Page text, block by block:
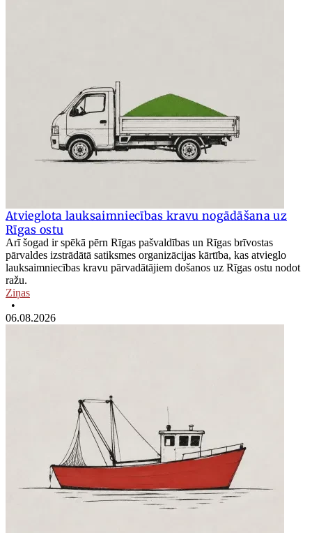
Atvieglota lauksaimniecības kravu nogādāšana uz
Rīgas ostu
Arī šogad ir spēkā pērn Rīgas pašvaldības un Rīgas brīvostas
pārvaldes izstrādātā satiksmes organizācijas kārtība, kas atvieglo
lauksaimniecības kravu pārvadātājiem došanos uz Rīgas ostu nodot
ražu.
Ziņas
•
06.08.2026